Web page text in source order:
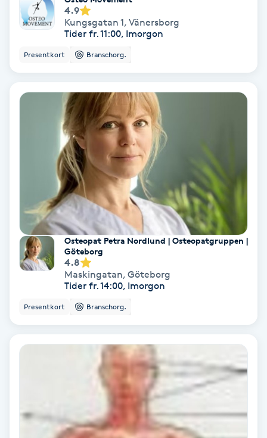
Vaxning
Vaxning brasiliansk
Vibrationsmassage
Vinyasa Yoga
Volymfransar
Yin Yoga
Yoga
Zonterapi
4.9
Kungsgatan 1, Vänersborg
Tider fr. 11:00, Imorgon
Presentkort Branschorg.
Osteopat Petra Nordlund | Osteopatgruppen |
Göteborg
4.8
Maskingatan, Göteborg
Tider fr. 14:00, Imorgon
Presentkort Branschorg.